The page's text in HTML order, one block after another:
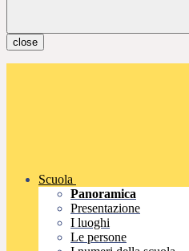
close
Scuola
Panoramica
Presentazione
I luoghi
Le persone